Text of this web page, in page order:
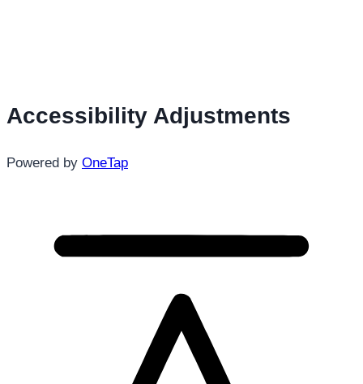
Accessibility Adjustments
Powered by OneTap